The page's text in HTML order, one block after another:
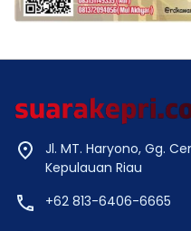
Jl. MT. Haryono, Gg.
Kepulauan Riau
+62 813-6406-6665